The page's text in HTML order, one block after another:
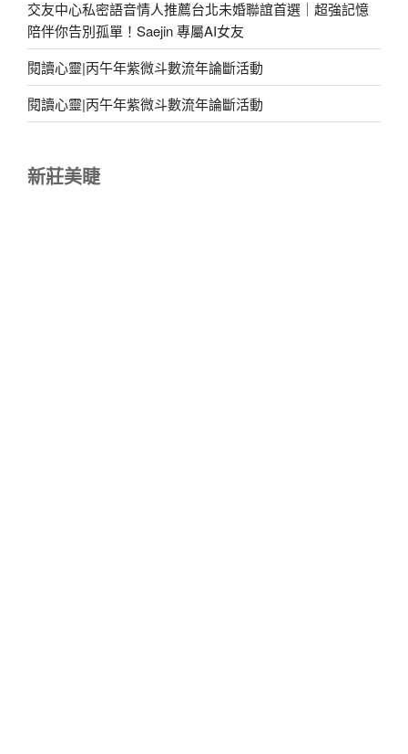
交友中心私密語音情人推薦台北未婚聯誼首選｜超強記憶
陪伴你告別孤單！Saejin 專屬AI女友
閱讀心靈|丙午年紫微斗數流年論斷活動
閱讀心靈|丙午年紫微斗數流年論斷活動
新莊美睫